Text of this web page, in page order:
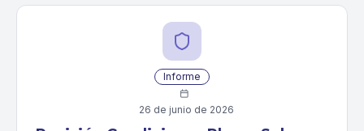
Informe

26 de junio de 2026